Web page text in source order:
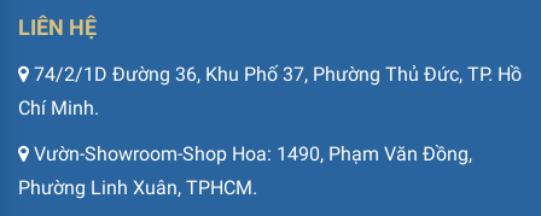
LIÊN HỆ
74/2/1D Đường 36, Khu Phố 37, Phường Thủ Đức, TP. Hồ
Chí Minh.
Vườn-Showroom-Shop Hoa: 1490, Phạm Văn Đồng,
Phường Linh Xuân, TPHCM.